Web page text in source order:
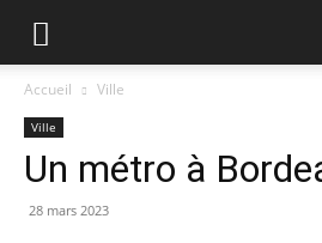
Accueil Ville
Ville
Un métro à
28 mars 2023